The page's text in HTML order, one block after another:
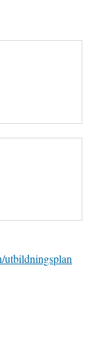
utbildningsplan